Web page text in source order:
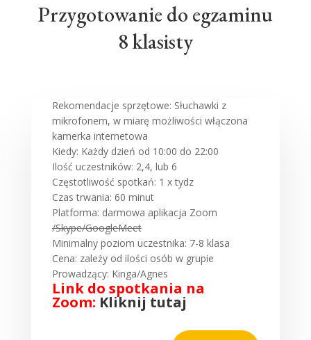
Przygotowanie do egzaminu
8 klasisty
Rekomendacje sprzętowe: Słuchawki z
mikrofonem, w miarę możliwości włączona
kamerka internetowa
Kiedy: Każdy dzień od 10:00 do 22:00
Ilość uczestników: 2,4, lub 6
Częstotliwość spotkań: 1 x tydz
Czas trwania: 60 minut
Platforma: darmowa aplikacja Zoom
/Skype/GoogleMeet
Minimalny poziom uczestnika: 7-8 klasa
Cena: zależy od ilości osób w grupie
Prowadzący: Kinga/Agnes
Link do spotkania na
Zoom: Kliknij tutaj